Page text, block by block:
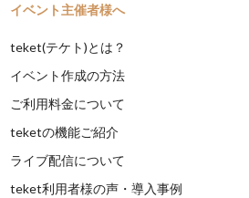
イベント主催者様へ
teket(テケト)とは？
イベント作成の方法
ご利用料金について
teketの機能ご紹介
ライブ配信について
teket利用者様の声・導入事例